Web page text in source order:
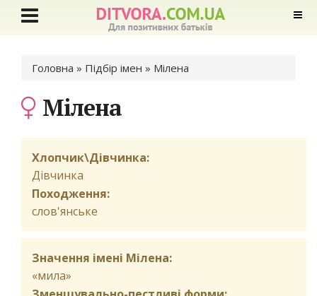
Ви є тут
Головна » Підбір імен » Мілена
Мілена
Хлопчик\Дівчинка:
Дівчинка
Походження:
слов'янське
Значення імені Мілена:
«мила»